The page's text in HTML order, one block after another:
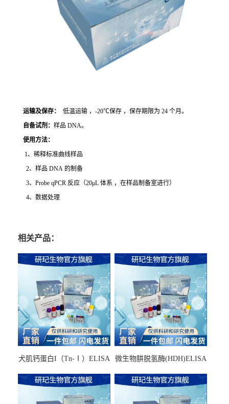
运输及保存：
低温运输 ，-20℃保存 ，保存期限为 24 个月。
自备试剂： 样品 DNA。
使用方法：
1、稀释标准曲线样品
2、样品 DNA 的制备
3、Probe qPCR 反应（20μL 体系 ，在样品制备室进行）
4、数据处理
相关产品：
犬肌钙蛋白I（Tn-Ⅰ）ELISA
微生物肼脱氢酶(HDH)ELISA